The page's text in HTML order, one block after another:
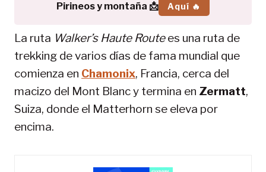
Pirineos y montaña 📩 Aquí 🔥
La ruta Walker’s Haute Routees una ruta de
trekking de varios días de fama mundial que
comienza en Chamonix, Francia, cerca del
macizo del Mont Blanc y termina en Zermatt,
Suiza, donde el Matterhorn se eleva por
encima.